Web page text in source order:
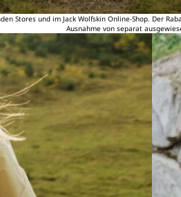
Stores und im Jack Wolfskin Online-Shop. Der
Ausnahme von separat